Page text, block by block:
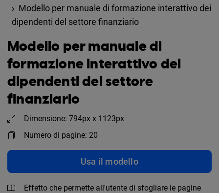
Modello per manuale di formazione interattivo dei
dipendenti del settore finanziario
Modello per manuale di
formazione interattivo dei
dipendenti del settore
finanziario
Dimensione: 794px x 1123px
Numero di pagine: 20
Usa il modello
Effetto che permette all'utente di sfogliare le pagine